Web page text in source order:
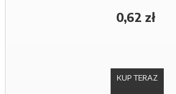
0,62 zł
KUP TERAZ